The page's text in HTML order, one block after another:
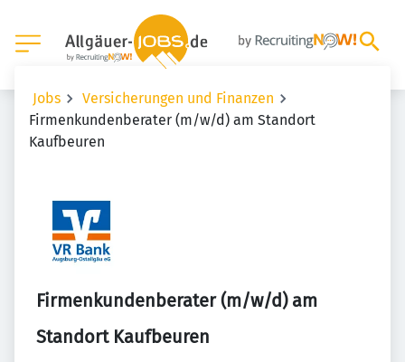
Jobs
Versicherungen und Finanzen
Firmenkundenberater (m/w/d) am Standort
Kaufbeuren
Firmenkundenberater (m/w/d) am
Standort Kaufbeuren